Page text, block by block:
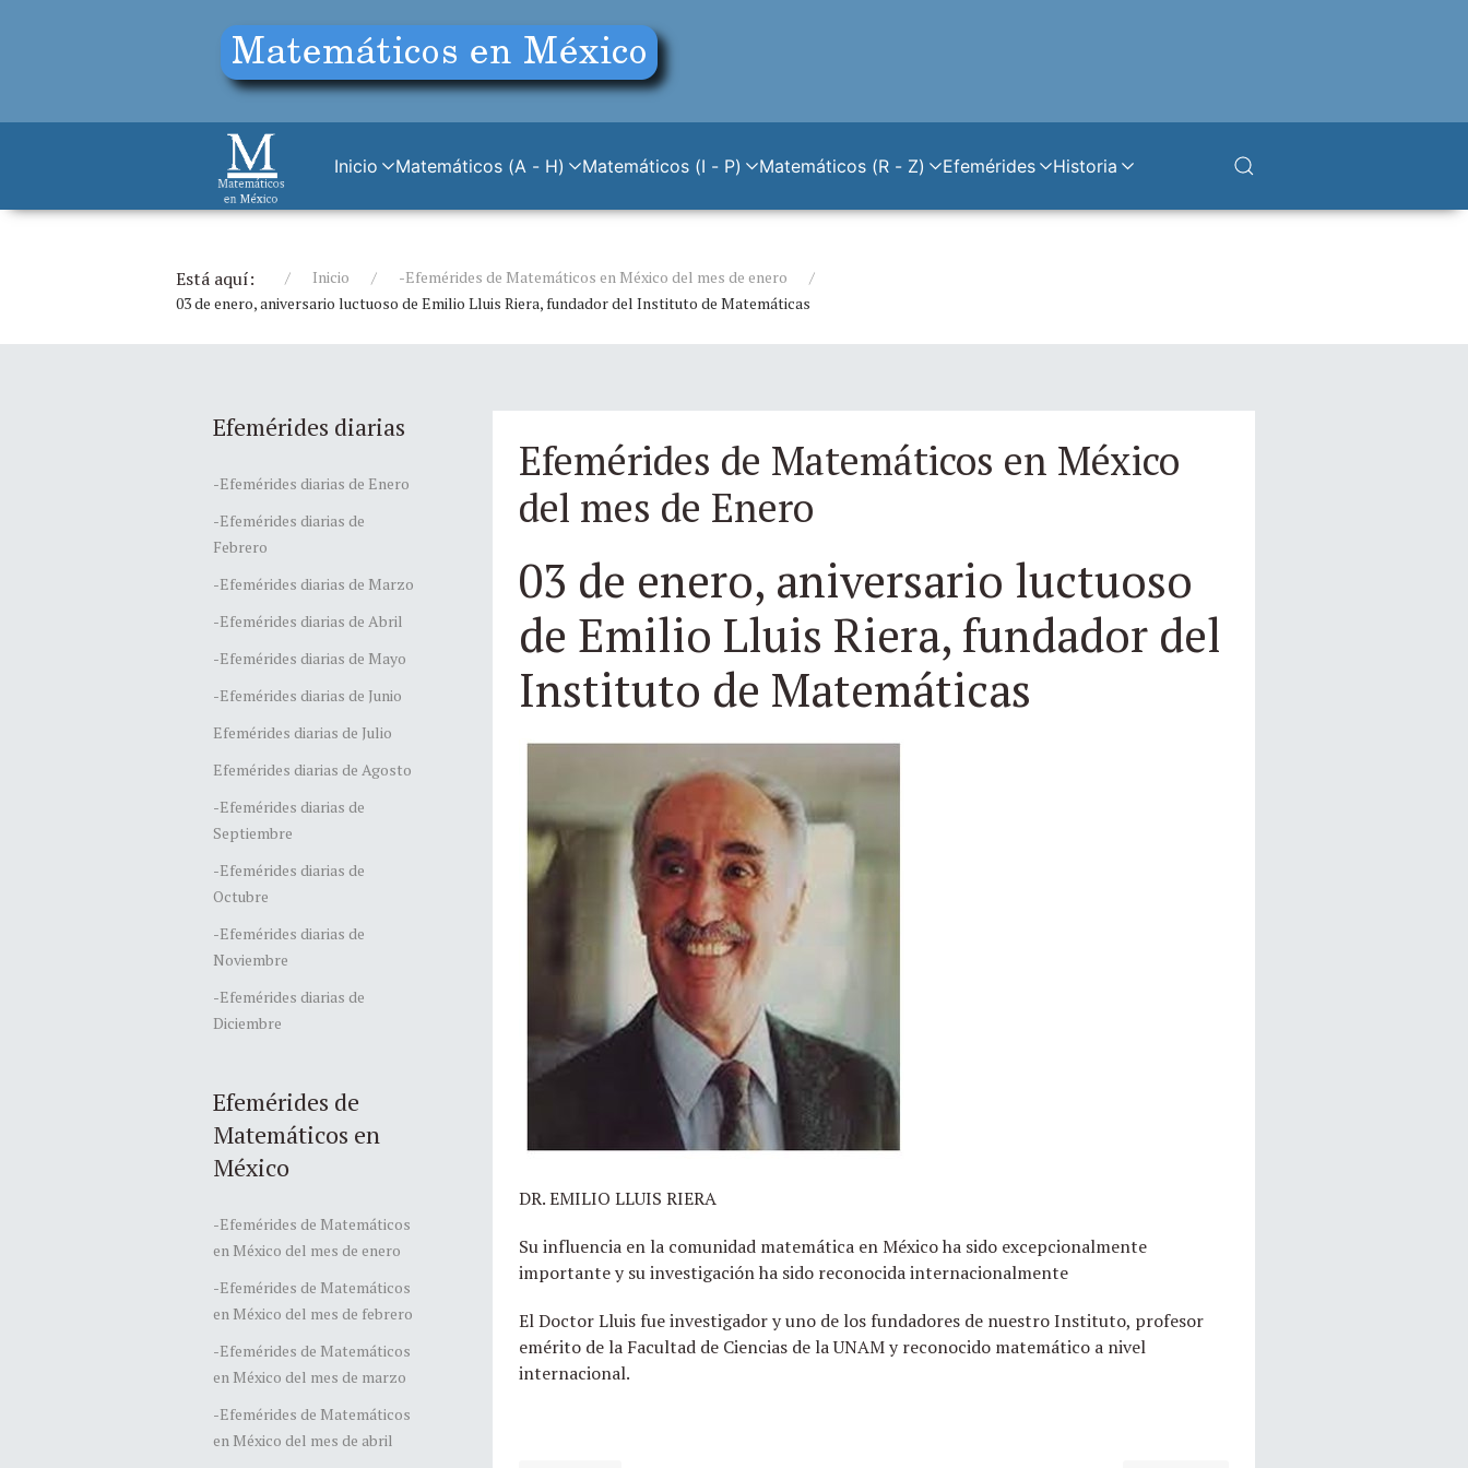
Inicio Matemáticos (A - H) Matemáticos (I - P) Matemáticos (R - Z) Efemérides Historia
Está aquí: Inicio
-Efemérides de Matemáticos en México del mes de enero
03 de enero, aniversario luctuoso de Emilio Lluis Riera, fundador del Instituto de Matemáticas
Efemérides diarias
-Efemérides diarias de Enero
-Efemérides diarias de
Febrero
-Efemérides diarias de Marzo
-Efemérides diarias de Abril
-Efemérides diarias de Mayo
-Efemérides diarias de Junio
Efemérides diarias de Julio
Efemérides diarias de Agosto
-Efemérides diarias de
Septiembre
-Efemérides diarias de
Octubre
-Efemérides diarias de
Noviembre
-Efemérides diarias de
Diciembre
Efemérides de
Matemáticos en
México
-Efemérides de Matemáticos
en México del mes de enero
-Efemérides de Matemáticos
en México del mes de febrero
-Efemérides de Matemáticos
en México del mes de marzo
-Efemérides de Matemáticos
en México del mes de abril
Efemérides de Matemáticos en México
del mes de Enero
03 de enero, aniversario luctuoso
de Emilio Lluis Riera, fundador del
Instituto de Matemáticas
DR. EMILIO LLUIS RIERA
Su influencia en la comunidad matemática en México ha sido excepcionalmente
importante y su investigación ha sido reconocida internacionalmente
El Doctor Lluis fue investigador y uno de los fundadores de nuestro Instituto, profesor
emérito de la Facultad de Ciencias de la UNAM y reconocido matemático a nivel
internacional.